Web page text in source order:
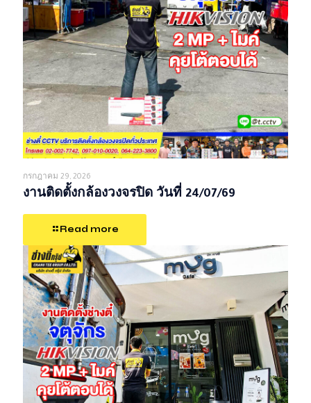
กรกฎาคม 29, 2026
งานติดตั้งกล้องวงจรปิด วันที่ 24/07/69
Read more